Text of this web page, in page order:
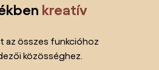
kreatív
az összes funkcióhoz
közösséghez.